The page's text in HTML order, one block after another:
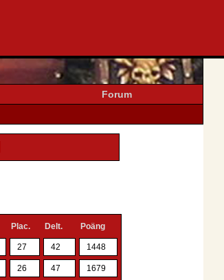
Forum
Plac. Delt. Poäng
27 42 1448
26 47 1679